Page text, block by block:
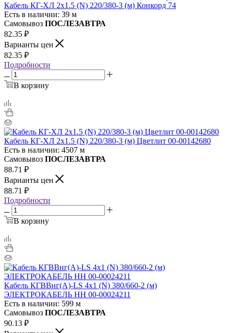
Кабель КГ-ХЛ 2х1.5 (N) 220/380-3 (м) Конкорд 74
Есть в наличии: 39 м
Самовывоз ПОСЛЕЗАВТРА
82.35 ₽
Варианты цен
82.35 ₽
Подробности
В корзину
Кабель КГ-ХЛ 2х1.5 (N) 220/380-3 (м) Цветлит 00-00142680
Есть в наличии: 4507 м
Самовывоз ПОСЛЕЗАВТРА
88.71 ₽
Варианты цен
88.71 ₽
Подробности
В корзину
Кабель КГВВнг(А)-LS 4х1 (N) 380/660-2 (м)
ЭЛЕКТРОКАБЕЛЬ НН 00-00024211
Есть в наличии: 599 м
Самовывоз ПОСЛЕЗАВТРА
90.13 ₽